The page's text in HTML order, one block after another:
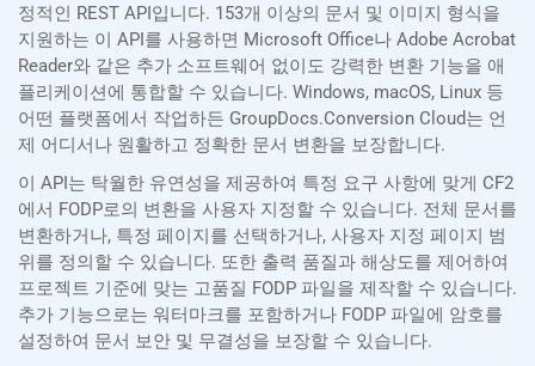
정적인 REST API입니다. 153개 이상의 문서 및 이미지 형식을
지원하는 이 API를 사용하면 Microsoft Office나 Adobe Acrobat
Reader와 같은 추가 소프트웨어 없이도 강력한 변환 기능을 애
플리케이션에 통합할 수 있습니다. Windows, macOS, Linux 등
어떤 플랫폼에서 작업하든 GroupDocs.Conversion Cloud는 언
제 어디서나 원활하고 정확한 문서 변환을 보장합니다.
이 API는 탁월한 유연성을 제공하여 특정 요구 사항에 맞게 CF2
에서 FODP로의 변환을 사용자 지정할 수 있습니다. 전체 문서를
변환하거나, 특정 페이지를 선택하거나, 사용자 지정 페이지 범
위를 정의할 수 있습니다. 또한 출력 품질과 해상도를 제어하여
프로젝트 기준에 맞는 고품질 FODP 파일을 제작할 수 있습니다.
추가 기능으로는 워터마크를 포함하거나 FODP 파일에 암호를
설정하여 문서 보안 및 무결성을 보장할 수 있습니다.